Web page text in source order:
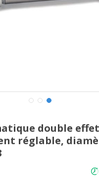
double
réglable,